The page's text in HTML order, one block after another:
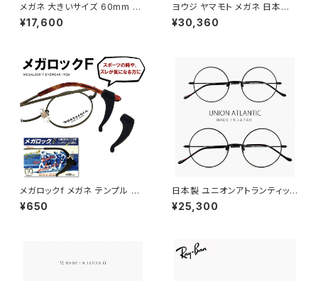
メガネ 大きいサイズ 60mm nt
-6002-15 日本製 AMIPARIS
メンズ 眼鏡 XLサイズ ビッグ フ
スクエア型 銀縁 ガンメタル
¥17,600
ヨウジ ヤマモト メガネ 日本製 1
9-0112 1 c01 Yohji Yamamo
to 鯖江 メンズ 眼鏡 ブランド セ
¥30,360
メガロックf メガネ テンプル 調
整 アジャスター 眼鏡 ずり 落ち
防止 固定 めがね ズレ防止
¥650
日本製 ユニオンアトランティック
メガネ ua3614 15 【 46mm 5
0mm 】 鯖江 メンズ レディース
IN JAPAN ブラック 黒縁 黒ぶち
カラー
¥25,300